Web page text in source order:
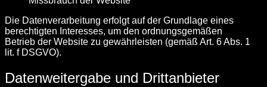
Die Datenverarbeitung erfolgt auf der Grundlage eines
berechtigten Interesses, um den ordnungsgemäßen
Betrieb der Website zu gewährleisten (gemäß Art. 6 Abs. 1
lit. f DSGVO).
Datenweitergabe und Drittanbieter